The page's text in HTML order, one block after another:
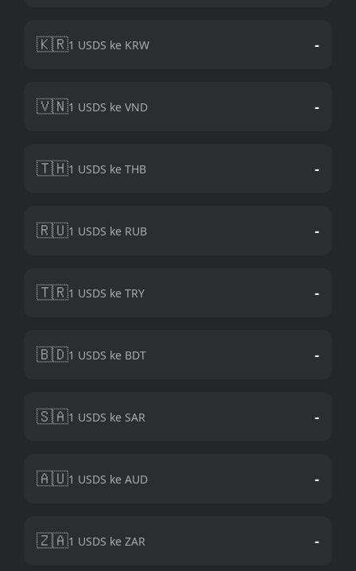
🇰🇷1 USDS ke KRW -
🇻🇳1 USDS ke VND -
🇹🇭1 USDS ke THB -
🇷🇺1 USDS ke RUB -
🇹🇷1 USDS ke TRY -
🇧🇩1 USDS ke BDT -
🇸🇦1 USDS ke SAR -
🇦🇺1 USDS ke AUD -
🇿🇦1 USDS ke ZAR -